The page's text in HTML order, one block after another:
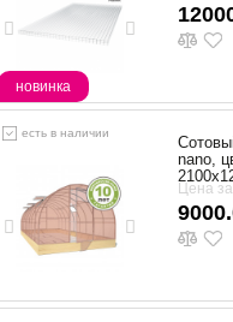
новинка
есть в наличии
nano,
Цена